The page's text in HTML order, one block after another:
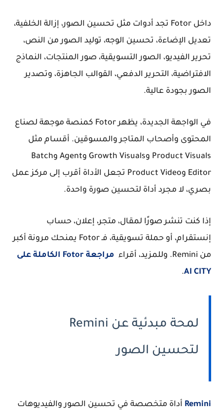
داخل Fotor تجد أدوات مثل تحسين الصور، إزالة الخلفية،
تعديل الإضاءة، تحسين الوجه، توليد الصور من النص،
تحرير الفيديو، الصور التسويقية، صور المنتجات، النماذج
الافتراضية، التحرير الدفعي، القوالب الجاهزة، وتصدير
الصور بجودة عالية.
في الواجهة الجديدة، يظهر Fotor كمنصة موجهة لصناع
المحتوى وأصحاب المتاجر والمسوقين. أقسام مثل
Product Visuals وGrowth Visuals وAgent وBatch
Editor وProduct Video تجعل الأداة أقرب إلى مركز عمل
بصري، لا مجرد أداة لتحسين صورة واحدة.
إذا كنت تنشر صورًا لمقال، متجر، إعلان، حساب
إنستقرام، أو حملة تسويقية، فـ Fotor يمنحك مرونة أكبر
من Remini. وللمزيد، أقراء
مراجعة Fotor الكاملة على
AI CITY
.
لمحة مبدئية عن Remini
لتحسين الصور
Remini أداة متخصصة في تحسين الصور والفيديوهات